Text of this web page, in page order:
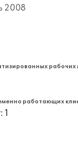
2008
рабочих
работающих
1